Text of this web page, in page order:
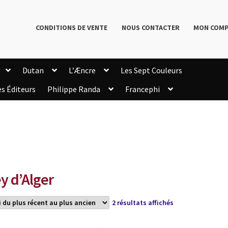
CONDITIONS DE VENTE NOUS CONTACTER MON
Dutan L’Æncre
Les Sept Couleurs
Éditeurs Philippe Randa
Francephi
d’Alger
2 résultats affichésTrié